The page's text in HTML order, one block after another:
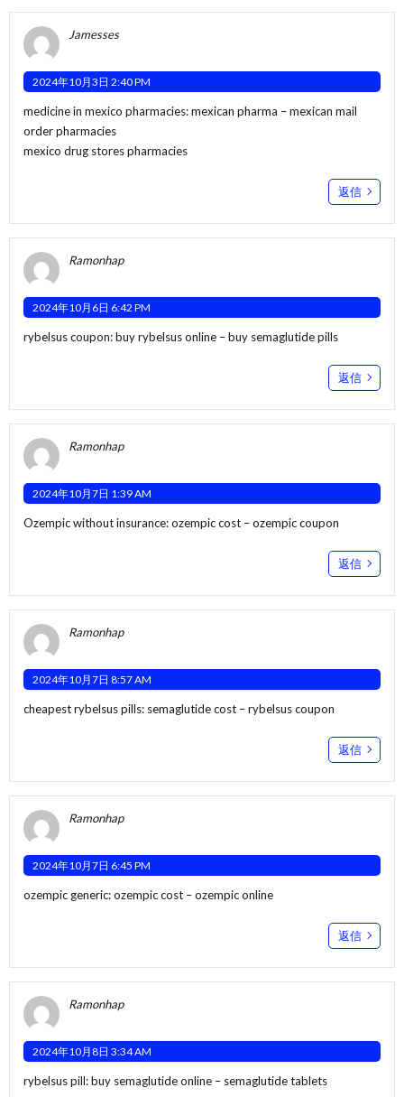
Jamesses
2024年10月3日 2:40 PM
medicine in mexico pharmacies:mexican pharma – mexican mail
order pharmacies
mexico drug stores pharmacies
返信
Ramonhap
2024年10月6日 6:42 PM
rybelsus coupon:buy rybelsus online – buy semaglutide pills
返信
Ramonhap
2024年10月7日 1:39 AM
Ozempic without insurance:ozempic cost – ozempic coupon
返信
Ramonhap
2024年10月7日 8:57 AM
cheapest rybelsus pills: semaglutide cost – rybelsus coupon
返信
Ramonhap
2024年10月7日 6:45 PM
ozempic generic:ozempic cost – ozempic online
返信
Ramonhap
2024年10月8日 3:34 AM
rybelsus pill:buy semaglutide online – semaglutide tablets